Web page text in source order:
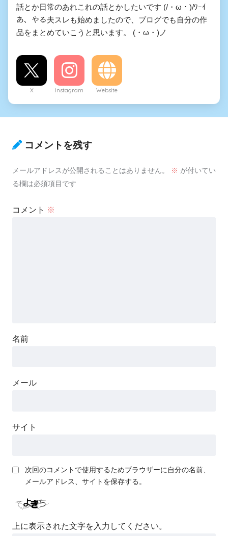
話とか日常のあれこれの話とかしたいです (/・ω・)/ﾜｰｲ
あ、やる夫スレも始めましたので、ブログでも自分の作
品をまとめていこうと思います。 (・ω・)ノ
X Instagram Website
コメントを残す
メールアドレスが公開されることはありません。 ※ が付いてい
る欄は必須項目です
コメント ※
名前
メール
サイト
次回のコメントで使用するためブラウザーに自分の名前、
メールアドレス、サイトを保存する。
上に表示された文字を入力してください。